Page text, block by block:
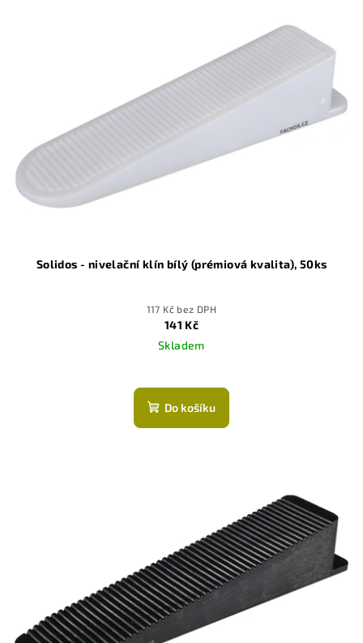
Solidos - nivelační klín bílý (prémiová kvalita), 50ks
117 Kč bez DPH
141 Kč
Skladem
Do košíku